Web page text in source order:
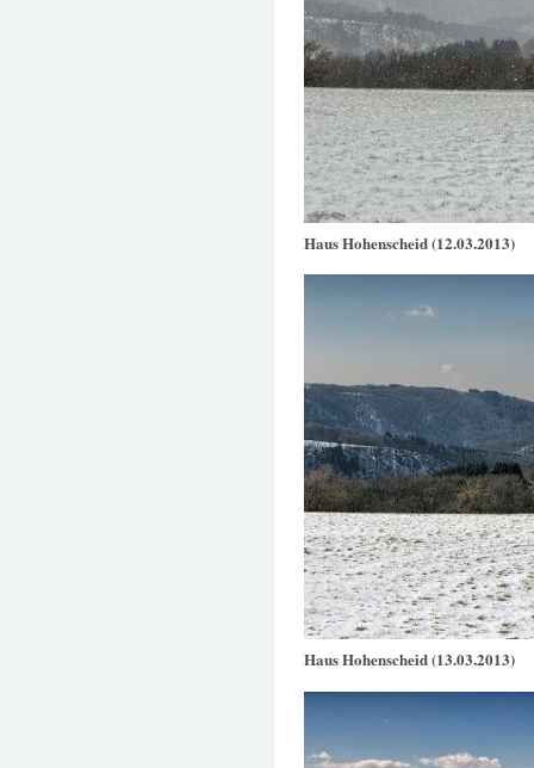
Haus Hohenscheid (12.03.2013)
Haus Hohenscheid (13.03.2013)